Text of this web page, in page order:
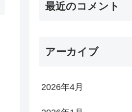
最近のコメント
アーカイブ
2026年4月